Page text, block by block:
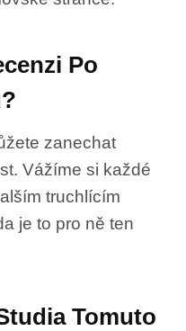
Po
zanechat
Vážíme si každé
truchlícím
je to pro ně ten
Tomuto